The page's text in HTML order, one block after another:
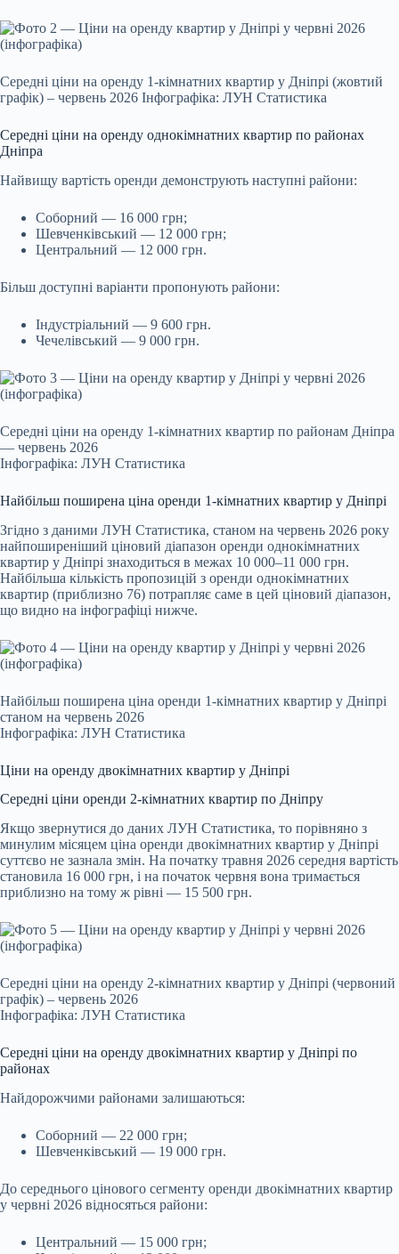
Середні ціни на оренду 1-кімнатних квартир у Дніпрі (жовтий
графік) – червень 2026 Інфографіка: ЛУН Статистика
Середні ціни на оренду однокімнатних квартир по районах
Дніпра
Найвищу вартість оренди демонструють наступні райони:
Соборний — 16 000 грн;
Шевченківський — 12 000 грн;
Центральний — 12 000 грн.
Більш доступні варіанти пропонують райони:
Індустріальний — 9 600 грн.
Чечелівський — 9 000 грн.
Середні ціни на оренду 1-кімнатних квартир по районам Дніпра
— червень 2026
Інфографіка: ЛУН Статистика
Найбільш поширена ціна оренди 1-кімнатних квартир у Дніпрі
Згідно з даними ЛУН Статистика, станом на червень 2026 року
найпоширеніший ціновий діапазон оренди однокімнатних
квартир у Дніпрі знаходиться в межах 10 000–11 000 грн.
Найбільша кількість пропозицій з оренди однокімнатних
квартир (приблизно 76) потрапляє саме в цей ціновий діапазон,
що видно на інфографіці нижче.
Найбільш поширена ціна оренди 1-кімнатних квартир у Дніпрі
станом на червень 2026
Інфографіка: ЛУН Статистика
Ціни на оренду двокімнатних квартир у Дніпрі
Середні ціни оренди 2-кімнатних квартир по Дніпру
Якщо звернутися до даних ЛУН Статистика, то порівняно з
минулим місяцем ціна оренди двокімнатних квартир у Дніпрі
суттєво не зазнала змін. На початку травня 2026 середня вартість
становила 16 000 грн, і на початок червня вона тримається
приблизно на тому ж рівні — 15 500 грн.
Середні ціни на оренду 2-кімнатних квартир у Дніпрі (червоний
графік) – червень 2026
Інфографіка: ЛУН Статистика
Середні ціни на оренду двокімнатних квартир у Дніпрі по
районах
Найдорожчими районами залишаються:
Соборний — 22 000 грн;
Шевченківський — 19 000 грн.
До середнього цінового сегменту оренди двокімнатних квартир
у червні 2026 відносяться райони:
Центральний — 15 000 грн;